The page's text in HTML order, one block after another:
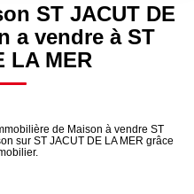
Plus de critères
ST JACUT DE
a vendre à ST
LA MER
de Maison à vendre ST
sur ST JACUT DE LA MER grâce